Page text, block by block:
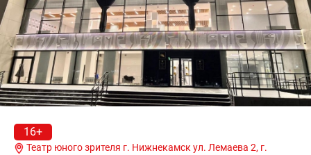
16+
Театр юного зрителя г. Нижнекамск ул. Лемаева 2, г.